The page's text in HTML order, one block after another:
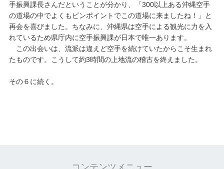
手振興課長さんだということが分かり、「300以上ある沖縄空手
の道場の中でよくもピンポイントでこの道場に来ましたね！」と
再会を喜びました。ちなみに、沖縄県は空手による観光に力を入
れているため県庁内に空手振興課が日本で唯一あります。
この出会いは、流派は違えど空手を続けていたからこそ生まれ
たものです。こうして約3時間の上地流の稽古を終えました。
その６に続く。
コンテンツメニュー